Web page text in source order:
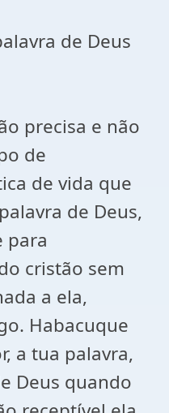
de Deus
precisa e não
de
de vida que
de Deus,
para
cristão sem
a ela,
Habacuque
a tua palavra,
Deus quando